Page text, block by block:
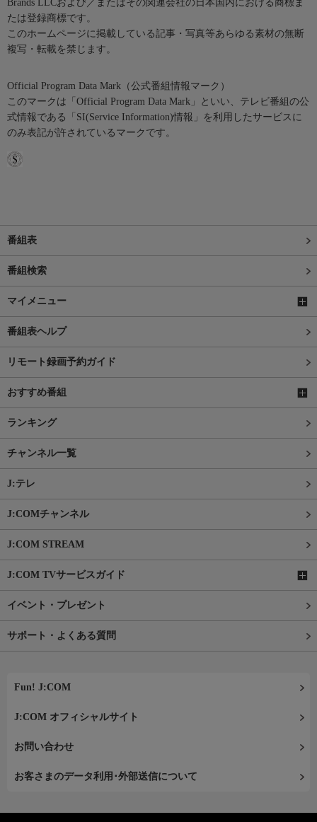
Brands LLCおよび／またはその関連会社の日本国内における商標ま
たは登録商標です。
このホームページに掲載している記事・写真等あらゆる素材の無断
複写・転載を禁じます。
Official Program Data Mark（公式番組情報マーク）
このマークは「Official Program Data Mark」といい、テレビ番組の公
式情報である「SI(Service Information)情報」を利用したサービスに
のみ表記が許されているマークです。
番組表
番組検索
マイメニュー
番組表ヘルプ
リモート録画予約ガイド
おすすめ番組
ランキング
チャンネル一覧
J:テレ
J:COMチャンネル
J:COM STREAM
J:COM TVサービスガイド
イベント・プレゼント
サポート・よくある質問
Fun! J:COM
J:COM オフィシャルサイト
お問い合わせ
お客さまのデータ利用･外部送信について